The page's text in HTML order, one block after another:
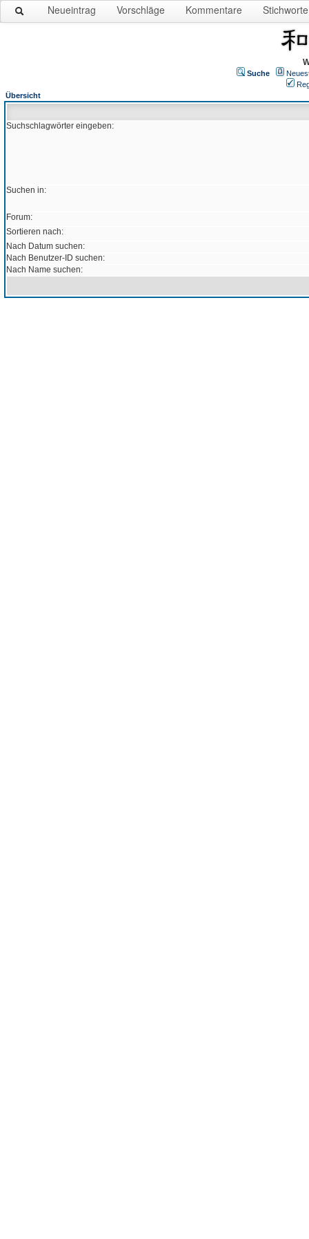
Neueintrag Vorschläge Kommentare Stichworte
Suche
Übersicht
Suchschlagwörter eingeben:
Suchen in:
Forum:
Sortieren nach:
Nach Datum suchen:
Nach Benutzer-ID suchen:
Nach Name suchen: